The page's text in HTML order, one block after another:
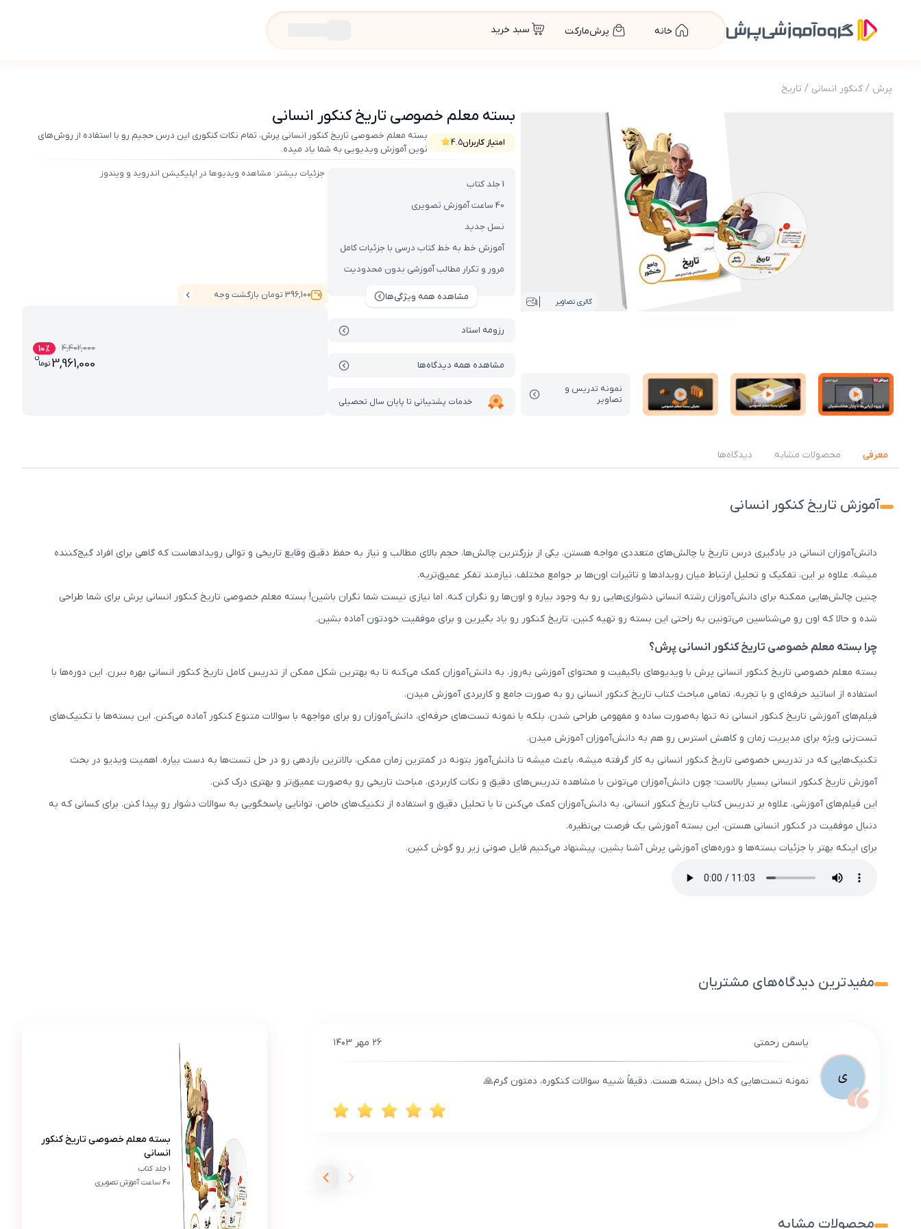
خانه پرش‌مارکت سبد خرید
پرش / کنکور انسانی / تاریخ
عکس محصول بسته معلم خصوصی تاریخ کنکور انسانی
گالری تصاویر 1
نمونه تدریس‌ و
تصاویر
بسته معلم خصوصی تاریخ کنکور انسانی
امتیاز کاربران4.5
بسته معلم خصوصی تاریخ کنکور انسانی پرش، تمام نکات کنکوری این درس حجیم رو با استفاده از روش‌های
نوین آموزش ویدیویی به شما یاد میده.
1 جلد کتاب
40 ساعت آموزش تصویری
نسل جدید
آموزش خط به خط کتاب درسی با جزئیات کامل
مرور و تکرار مطالب آموزشی بدون محدودیت
مشاهده همه ویژگی‌ها
رزومه استاد
مشاهده همه دیدگاه‌ها
خدمات پشتیبانی تا پایان سال تحصیلی
جزئیات بیشتر: مشاهده ویدیوها در اپلیکیشن اندروید و ویندوز
396,100 تومان بازگشت وجه
4,402,000
10%
3,961,000 توما
ن
قیمت فعلی بسته معلم خصوصی تاریخ
معرفی محصولات مشابه دیدگاه‌ها
آموزش تاریخ کنکور انسانی
دانش‌آموزان انسانی در یادگیری درس تاریخ با چالش‌های متعددی مواجه هستن. یکی از بزرگترین چالش‌ها، حجم بالای مطالب و نیاز به حفظ دقیق وقایع تاریخی و توالی رویدادهاست که گاهی برای افراد گیج‌کننده
میشه. علاوه بر این، تفکیک و تحلیل ارتباط میان رویدادها و تاثیرات اون‌ها بر جوامع مختلف، نیازمند تفکر عمیق‌تریه.
چنین چالش‌هایی ممکنه برای دانش‌آموزان رشته انسانی دشواری‌هایی رو به وجود بیاره و اون‌ها رو نگران کنه. اما نیازی نیست شما نگران باشین! بسته معلم خصوصی تاریخ کنکور انسانی پرش برای شما طراحی
شده و حالا که اون رو می‌شناسین می‌تونین به راحتی این بسته رو تهیه کنین، تاریخ کنکور رو یاد بگیرین و برای موفقیت خودتون آماده بشین.
چرا بسته معلم خصوصی تاریخ کنکور انسانی پرش؟
بسته معلم خصوصی تاریخ کنکور انسانی پرش با ویدیوهای باکیفیت و محتوای آموزشی به‌روز، به دانش‌آموزان کمک می‌کنه تا به بهترین شکل ممکن از تدریس کامل تاریخ کنکور انسانی بهره ببرن. این دوره‌ها با
استفاده از اساتید حرفه‌ای و با تجربه، تمامی مباحث کتاب تاریخ کنکور انسانی رو به صورت جامع و کاربردی آموزش میدن.
فیلم‌های آموزشی تاریخ کنکور انسانی نه تنها به‌صورت ساده و مفهومی طراحی شدن، بلکه با نمونه تست‌های حرفه‌ای، دانش‌آموزان رو برای مواجهه با سوالات متنوع کنکور آماده می‌کنن. این بسته‌ها با تکنیک‌های
تست‌زنی ویژه برای مدیریت زمان و کاهش استرس رو هم به دانش‌آموزان آموزش میدن.
تکنیک‌هایی که در تدریس خصوصی تاریخ کنکور انسانی به کار گرفته میشه، باعث میشه تا دانش‌آموز بتونه در کمترین زمان ممکن، بالاترین بازدهی رو در حل تست‌ها به دست بیاره. اهمیت ویدیو در بحث
آموزش تاریخ کنکور انسانی بسیار بالاست؛ چون دانش‌آموزان می‌تونن با مشاهده تدریس‌های دقیق و نکات کاربردی، مباحث تاریخی رو به‌صورت عمیق‌تر و بهتری درک کنن.
این فیلم‌های آموزشی، علاوه بر تدریس کتاب تاریخ کنکور انسانی، به دانش‌آموزان کمک می‌کنن تا با تحلیل دقیق و استفاده از تکنیک‌های خاص، توانایی پاسخگویی به سوالات دشوار رو پیدا کنن. برای کسانی که به
دنبال موفقیت در کنکور انسانی هستن، این بسته آموزشی یک فرصت بی‌نظیره.
برای اینکه بهتر با جزئیات بسته‌ها و دوره‌های آموزشی پرش آشنا بشین، پیشنهاد می‌کنیم فایل صوتی زیر رو گوش کنین.
مفیدترین دیدگاه‌های مشتریان
ی
یاسمن رحمتی ۲۶ مهر ۱۴۰۳
نمونه تست‌هایی که داخل بسته هست، دقیقاً شبیه سوالات کنکوره، دمتون گرم🙏
غزاله مرادی
فیلم‌های آموزشی تاریخ تو این بسته واقعاً با
محصولات مشابه
بسته معلم خصوصی تاریخ کنکور
انسانی
1 جلد کتاب
40 ساعت آموزش تصویری